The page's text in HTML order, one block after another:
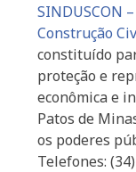
SINDUSCON
Construção
constituído
proteção e
econômica e
Patos de
os poderes
Telefones: